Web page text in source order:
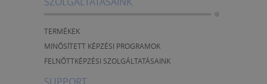
TERMÉKEK
MINŐSÍTETT KÉPZÉSI PROGRAMOK
FELNŐTTKÉPZÉSI SZOLGÁLTATÁSAINK